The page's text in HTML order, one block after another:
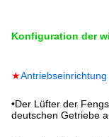
Konfiguration der
★Antriebseinrichtung
•Der Lüfter der
deutschen Getriebe